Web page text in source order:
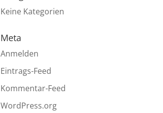
Keine Kategorien
Meta
Anmelden
Eintrags-Feed
Kommentar-Feed
WordPress.org